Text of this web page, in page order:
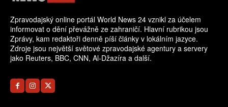
Zpravodajský online portál World News 24 vznikl za účelem
informovat o dění převážně ze zahraničí. Hlavní rubrikou jsou
Zprávy, kam redaktoři denně píší články v lokálním jazyce.
Zdroje jsou největší světové zpravodajské agentury a servery
jako Reuters, BBC, CNN, Al-Džazíra a další.